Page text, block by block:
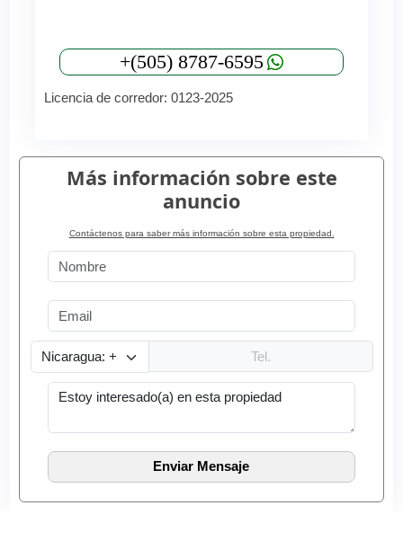
+(505) 8787-6595
Licencia de corredor: 0123-2025
Más información sobre este
anuncio
Contáctenos para saber más información sobre esta propiedad.